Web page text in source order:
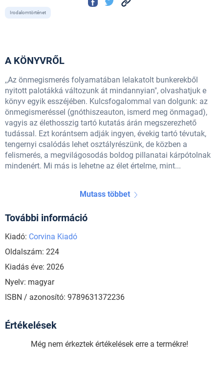
Irodalomtörténet
A KÖNYVRŐL
,,Az önmegismerés folyamatában lelakatolt bunkerekből
nyitott palotákká változunk át mindannyian", olvashatjuk e
könyv egyik esszéjében. Kulcsfogalommal van dolgunk: az
önmegismeréssel (gnóthiszeauton, ismerd meg önmagad),
vagyis az élethosszig tartó kutatás árán megszerezhető
tudással. Ezt korántsem adják ingyen, évekig tartó tévutak,
tengernyi csalódás lehet osztályrészünk, de közben a
felismerés, a megvilágosodás boldog pillanatai kárpótolnak
mindenért. Mi más is lehetne az élet értelme, mint...
Mutass többet
További információ
Kiadó: Corvina Kiadó
Oldalszám: 224
Kiadás éve: 2026
Nyelv: magyar
ISBN / azonosító: 9789631372236
Értékelések
Még nem érkeztek értékelések erre a termékre!